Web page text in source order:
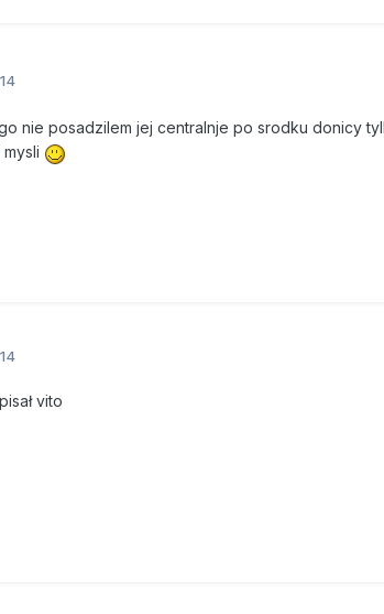
nie posadzilem jej centralnje po srodku donicy
vito